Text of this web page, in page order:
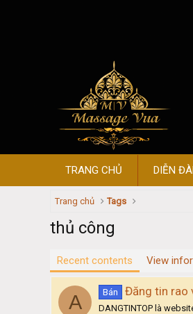
TRANG CHỦ DIỄN
Trang chủ Tags
thủ công
Recent contents View
A Bán Đăng tin rao
DANGTINTOP là